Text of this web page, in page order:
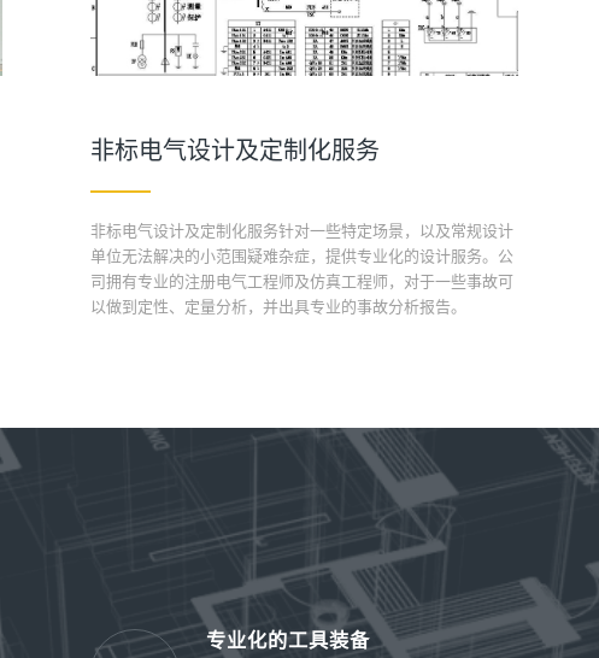
非标电气设计及定制化服务
非标电气设计及定制化服务针对一些特定场景，以及常规设计
单位无法解决的小范围疑难杂症，提供专业化的设计服务。公
司拥有专业的注册电气工程师及仿真工程师，对于一些事故可
以做到定性、定量分析，并出具专业的事故分析报告。
专业化的工具装备